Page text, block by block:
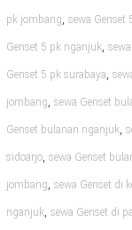
pk jombang, sewa Genset
Genset 5 pk nganjuk,
Genset 5 pk surabaya,
jombang, sewa Genset
Genset bulanan nganjuk,
sidoarjo, sewa Genset
jombang, sewa Genset di
nganjuk, sewa Genset di